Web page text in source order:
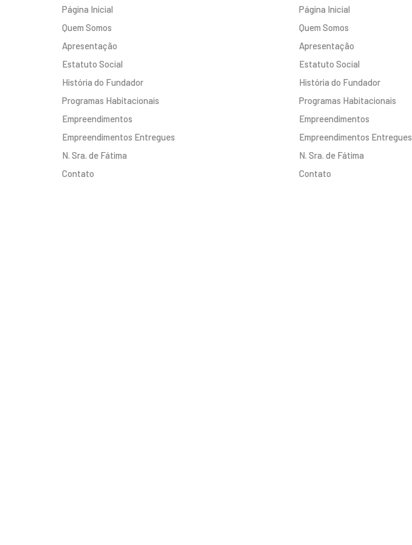
Página Inicial
Quem Somos
Apresentação
Estatuto Social
História do Fundador
Programas Habitacionais
Empreendimentos
Empreendimentos Entregues
N. Sra. de Fátima
Contato
Página Inicial
Quem Somos
Apresentação
Estatuto Social
História do Fundador
Programas Habitacionais
Empreendimentos
Empreendimentos Entregues
N. Sra. de Fátima
Contato